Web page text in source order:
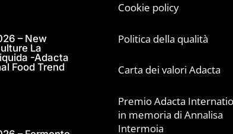
– New
La
-Adacta
Food Trend
Cookie policy
Politica della qualità
Carta dei valori Adacta
Premio Adacta
in memoria di Annalisa
Intermoia